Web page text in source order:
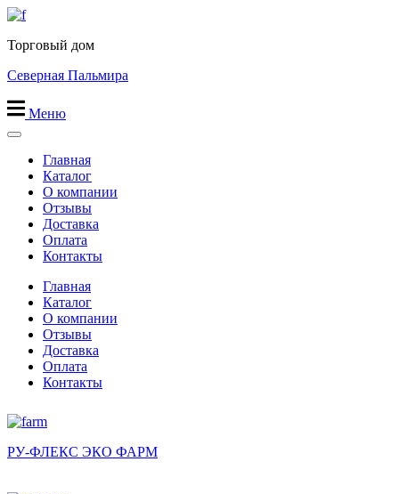
Перейти
содержимому
Торговый дом
Северная Пальмира
Меню
Главная
Каталог
О компании
Отзывы
Доставка
Оплата
Контакты
Главная
Каталог
О компании
Отзывы
Доставка
Оплата
Контакты
РУ-ФЛЕКС ЭКО ФАРМ